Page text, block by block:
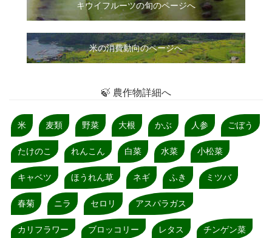
キウイフルーツの旬のページへ
米の消費動向のページへ
🍃 農作物詳細へ
米 麦類 野菜 大根 かぶ 人参 ごぼう
たけのこ れんこん 白菜 水菜 小松菜
キャベツ ほうれん草 ネギ ふき ミツバ
春菊 ニラ セロリ アスパラガス
カリフラワー ブロッコリー レタス チンゲン菜